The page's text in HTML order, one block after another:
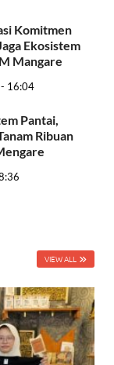
Komitmen
Ekosistem
Mangare
16:04
Pantai,
Ribuan
VIEW ALL